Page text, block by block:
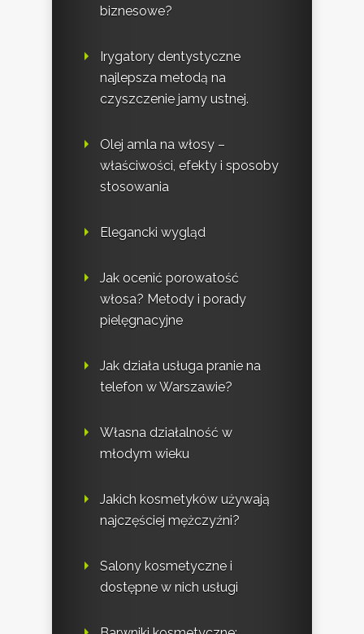
biznesowe?
Irygatory dentystyczne
najlepsza metodą na
czyszczenie jamy ustnej.
Olej amla na włosy –
właściwości, efekty i sposoby
stosowania
Elegancki wygląd
Jak ocenić porowatość
włosa? Metody i porady
pielęgnacyjne
Jak działa usługa pranie na
telefon w Warszawie?
Własna działalność w
młodym wieku
Jakich kosmetyków używają
najczęściej mężczyźni?
Salony kosmetyczne i
dostępne w nich usługi